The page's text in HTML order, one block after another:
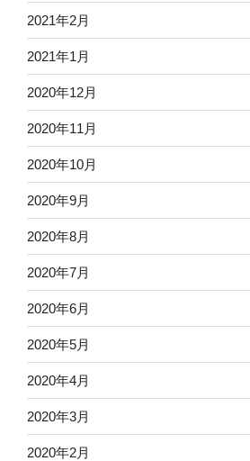
2021年2月
2021年1月
2020年12月
2020年11月
2020年10月
2020年9月
2020年8月
2020年7月
2020年6月
2020年5月
2020年4月
2020年3月
2020年2月